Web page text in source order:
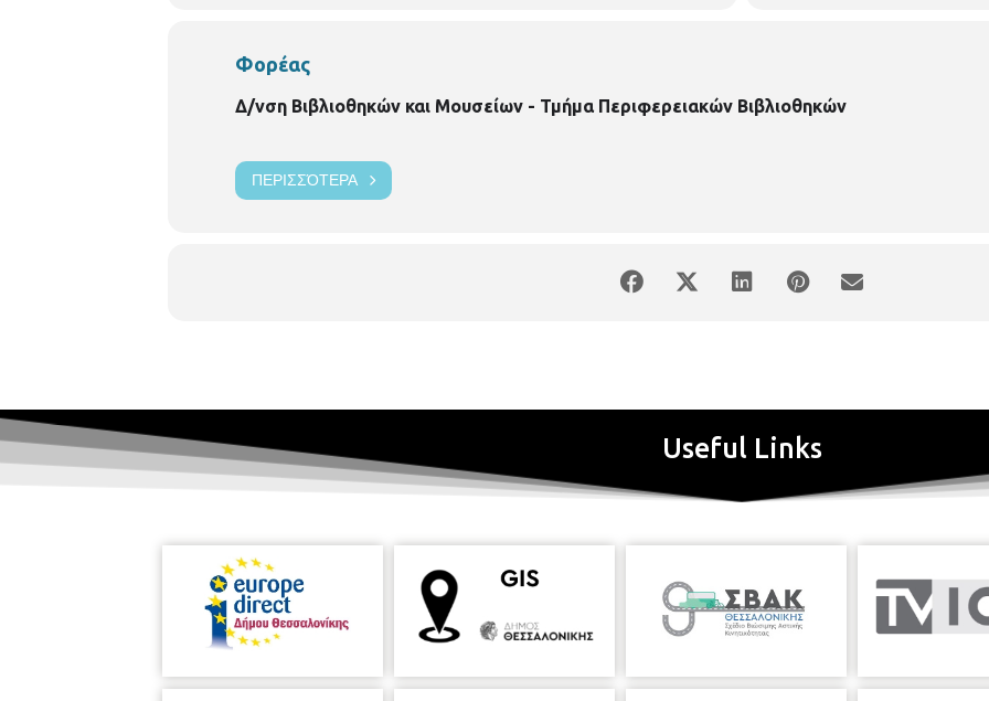
Φορέας
Δ/νση Βιβλιοθηκών και Μουσείων - Τμήμα Περιφερειακών Βιβλιοθηκών
ΠΕΡΙΣΣΌΤΕΡΑ
Useful Links